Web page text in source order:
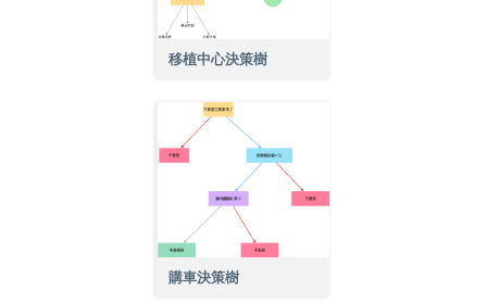
移植中心決策樹
購車決策樹